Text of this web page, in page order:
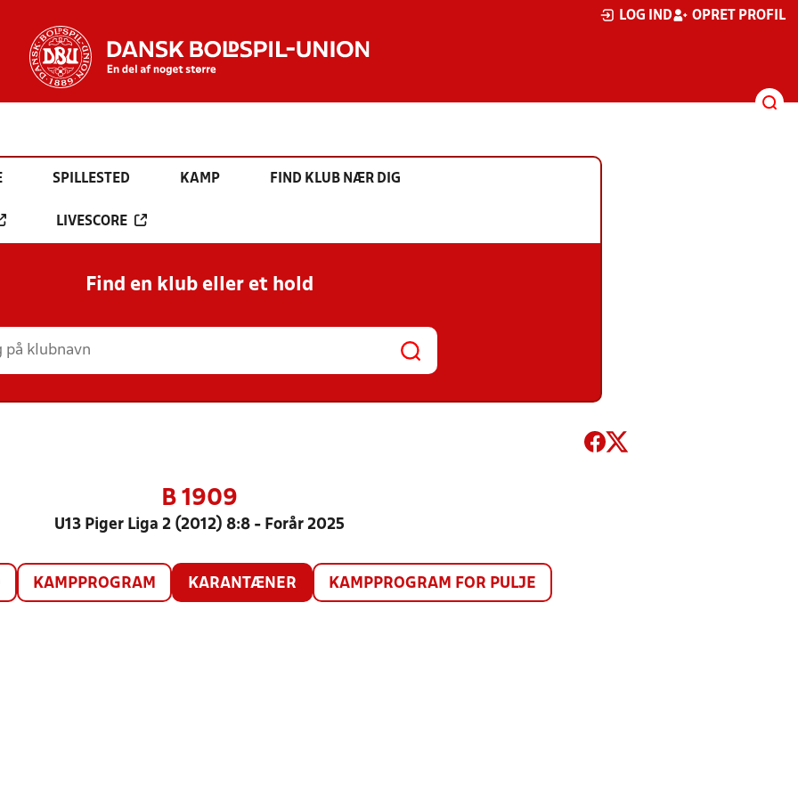
LOG IND OPRET PROFIL
SPILLESTED KAMP FIND KLUB NÆR DIG
LIVESCORE
Find en klub eller et hold
B 1909
U13 Piger Liga 2 (2012) 8:8 - Forår 2025
KAMPPROGRAM KARANTÆNER KAMPPROGRAM FOR PULJE